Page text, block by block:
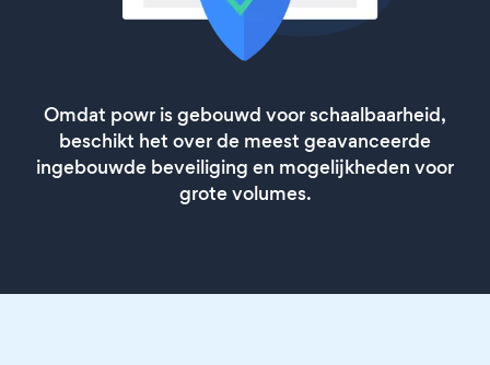
Omdat powr is gebouwd voor schaalbaarheid,
beschikt het over de meest geavanceerde
ingebouwde beveiliging en mogelijkheden voor
grote volumes.